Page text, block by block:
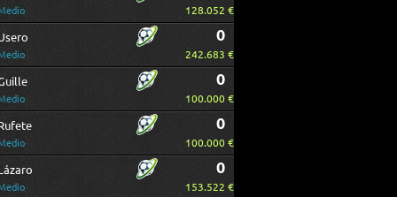
128.052 €
0
242.683 €
0
100.000 €
0
100.000 €
0
153.522 €